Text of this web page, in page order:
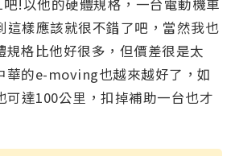
!以他的硬體規格，一台電動機車
這樣應該就很不錯了吧，當然我也
格比他好很多，但價差很是太
華的e-moving也越來越好了，如
可達100公里，扣掉補助一台也才